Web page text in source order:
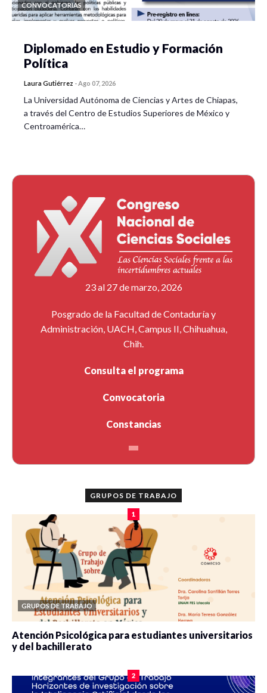
CONVOCATORIAS
Diplomado en Estudio y Formación
Política
Laura Gutiérrez -Ago 07, 2026
La Universidad Autónoma de Ciencias y Artes de Chiapas,
a través del Centro de Estudios Superiores de México y
Centroamérica…
23 al 27 de marzo, 2026
Posgrado de la Facultad de Contaduría y
Administración, UACH, Campus II, Chihuahua,
Chih.
Consulta el programa
Convocatoria
Constancias
GRUPOS DE TRABAJO
1
GRUPOS DE TRABAJO
Atención Psicológica para estudiantes universitarios
y del bachillerato
2